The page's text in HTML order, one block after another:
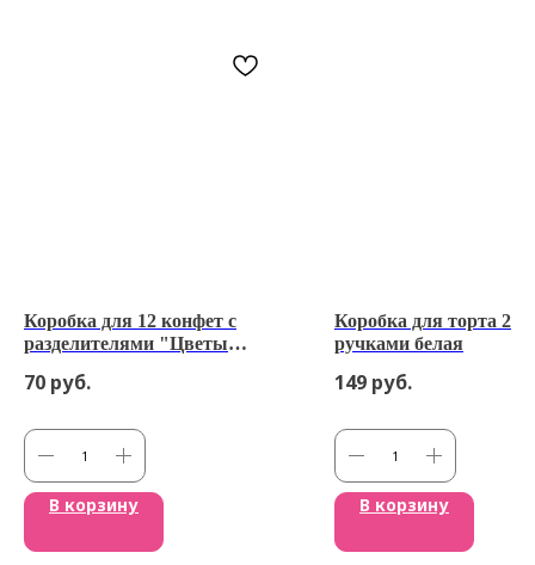
Коробка для 12 конфет с
разделителями "Цветы
70 руб.
В корзину
Коробка для торта
ручками белая
149 руб.
В корзину